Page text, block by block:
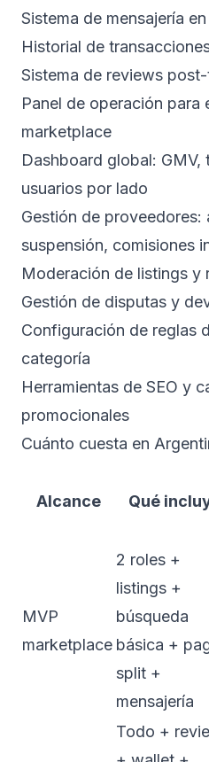
Sistema de mensajería
Historial de
Sistema de reviews
Panel de operación para
marketplace
Dashboard global:
usuarios por lado
Gestión de proveedores:
suspensión, comisiones
Moderación de listings y
Gestión de disputas y
Configuración de reglas
categoría
Herramientas de SEO y
promocionales
Cuánto cuesta en
Alcance Qué
MVP
marketplace
2 roles +
listings +
búsqueda
básica +
split +
mensajería
Todo +